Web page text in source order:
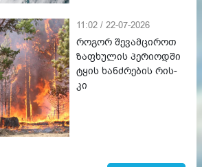
11:02 / 22-07-2026
როგორ შევამციროთ
ზა­ფხუ­ლის პე­რი­ოდ­ში
ტყის ხან­ძრე­ბის რის­
კი